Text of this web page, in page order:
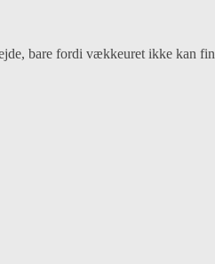
bare fordi vækkeuret ikke kan